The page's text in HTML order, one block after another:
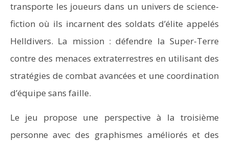
transporte les joueurs dans un univers de science-
fiction où ils incarnent des soldats d’élite appelés
Helldivers. La mission : défendre la Super-Terre
contre des menaces extraterrestres en utilisant des
stratégies de combat avancées et une coordination
d’équipe sans faille.
Le jeu propose une perspective à la troisième
personne avec des graphismes améliorés et des